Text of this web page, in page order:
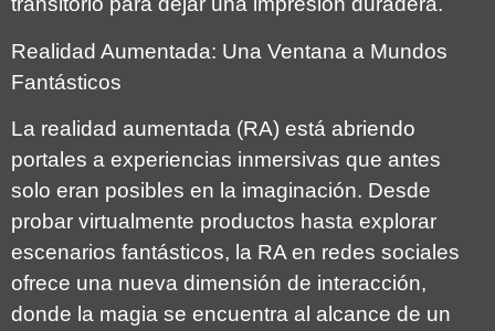
Realidad Aumentada: Una Ventana a Mundos
Fantásticos
La realidad aumentada (RA) está abriendo
portales a experiencias inmersivas que antes
solo eran posibles en la imaginación. Desde
probar virtualmente productos hasta explorar
escenarios fantásticos, la RA en redes sociales
ofrece una nueva dimensión de interacción,
donde la magia se encuentra al alcance de un